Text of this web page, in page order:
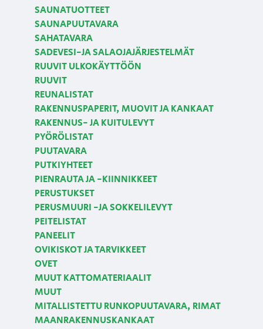
SAUNATUOTTEET
SAUNAPUUTAVARA
SAHATAVARA
SADEVESI-JA SALAOJAJÄRJESTELMÄT
RUUVIT ULKOKÄYTTÖÖN
RUUVIT
REUNALISTAT
RAKENNUSPAPERIT, MUOVIT JA KANKAAT
RAKENNUS- JA KUITULEVYT
PYÖRÖLISTAT
PUUTAVARA
PUTKIYHTEET
PIENRAUTA JA -KIINNIKKEET
PERUSTUKSET
PERUSMUURI -JA SOKKELILEVYT
PEITELISTAT
PANEELIT
OVIKISKOT JA TARVIKKEET
OVET
MUUT KATTOMATERIAALIT
MUUT
MITALLISTETTU RUNKOPUUTAVARA, RIMAT
MAANRAKENNUSKANKAAT